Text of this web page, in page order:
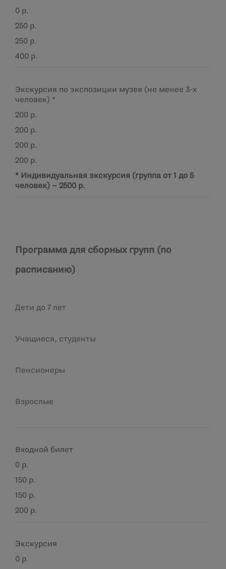
0 р.
250 р.
250 р.
400 р.
Экскурсия по экспозиции музея (не менее 3-х
человек) *
200 р.
200 р.
200 р.
200 р.
* Индивидуальная экскурсия (группа от 1 до 5
человек) – 2500 р.
Программа для сборных групп (по
расписанию)
Дети до 7 лет
Учащиеся, студенты
Пенсионеры
Взрослые
Входной билет
0 р.
150 р.
150 р.
200 р.
Экскурсия
0 р.